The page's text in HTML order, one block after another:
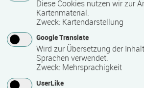
648 Stunde(n)
Termine auf Anfrage
Diese Cookies nutzen wir zur
Kartenmaterial.
Zweck: Kartendarstellung
Google Translate
Wird zur Übersetzung der
Sprachen verwendet.
Zweck: Mehrsprachigkeit
UserLike